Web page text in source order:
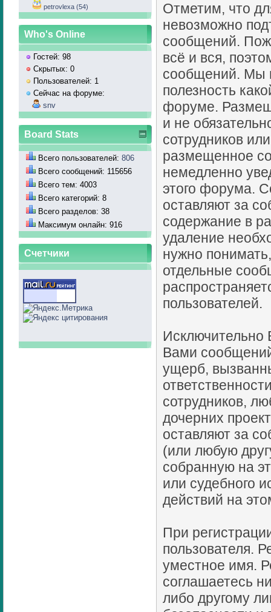
petrovlexa (54)
Who's Online
Гостей: 98
Скрытых: 0
Пользователей: 1
Сейчас на форуме:
snv
Board Stats
Всего пользователей: 806
Всего сообщений: 115656
Всего тем: 4003
Всего категорий: 8
Всего разделов: 38
Максимум онлайн: 916
Счетчики
Отметим, что
невозможно
сообщений.
всё и вся,
сообщений. Мы
полезность
форуме.
и не
сотрудников
размещенное
немедленно
этого форума.
оставляют за
содержание в
удаление
нужно
отдельные
пользователей.
Вами
ущерб,
сотрудников,
дочерних
оставляют за
(или любую
собранную на
или судебного
действий на
При
пользователя.
уместное имя.
соглашаетесь
либо другому